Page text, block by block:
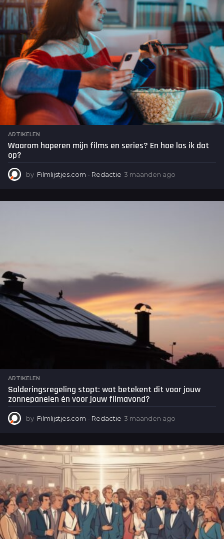
a
g
ARTIKELEN
Waarom haperen mijn films en series? En hoe los ik dat
op?
by Filmlijstjes.com - Redactie 3 maanden ago
a
ARTIKELEN
Salderingsregeling stopt: wat betekent dit voor jouw
zonnepanelen én voor jouw filmavond?
by Filmlijstjes.com - Redactie 3 maanden ago
a
n
d
e
n
a
g
o